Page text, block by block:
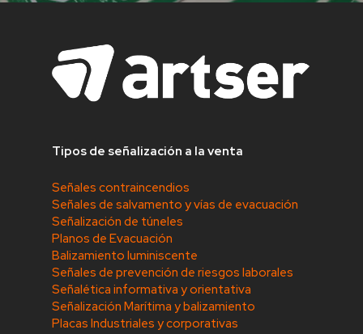
Tipos de señalización a la venta
Señales contraincendios
Señales de salvamento y vías de evacuación
Señalización de túneles
Planos de Evacuación
Balizamiento luminiscente
Señales de prevención de riesgos laborales
Señalética informativa y orientativa
Señalización Marítima y balizamiento
Placas Industriales y corporativas